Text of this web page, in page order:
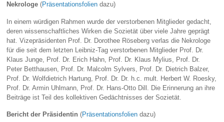
Nekrologe(Präsentationsfolien dazu)
In einem würdigen Rahmen wurde der verstorbenen Mitglieder gedacht,
deren wissenschaftliches Wirken die Sozietät über viele Jahre geprägt
hat. Vizepräsidenten Prof. Dr. Dorothee Röseberg verlas die Nekrologe
für die seit dem letzten Leibniz-Tag verstorbenen Mitglieder Prof. Dr.
Klaus Junge, Prof. Dr. Erich Hahn, Prof. Dr. Klaus Mylius, Prof. Dr.
Peter Betthausen, Prof. Dr. Malcolm Sylvers, Prof. Dr. Dietrich Balzer,
Prof. Dr. Wolfdietrich Hartung, Prof. Dr. Dr. h.c. mult. Herbert W. Roesky,
Prof. Dr. Armin Uhlmann, Prof. Dr. Hans-Otto Dill. Die Erinnerung an ihre
Beiträge ist Teil des kollektiven Gedächtnisses der Sozietät.
Bericht der Präsidentin(Präsentationsfolien dazu)